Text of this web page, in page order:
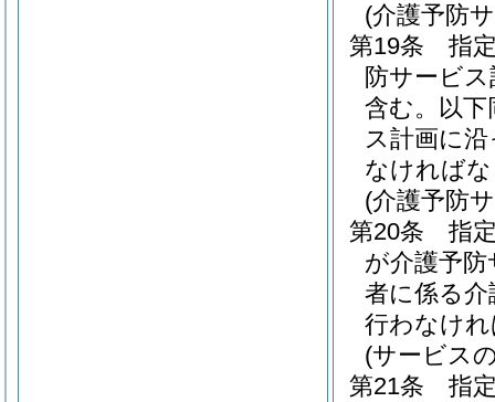
(介護予防
第19条
指
防サービ
含む。以下
ス計画に
なければ
(介護予防
第20条
指
が介護予
者に係る
行わなけ
(サービス
第21条
指